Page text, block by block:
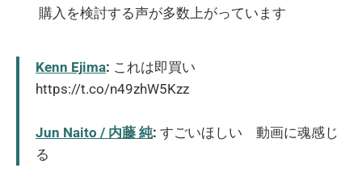
購入を検討する声が多数上がっています
Kenn Ejima: これは即買い
https://t.co/n49zhW5Kzz
Jun Naito / 内藤 純: すごいほしい 動画に魂感じ
る